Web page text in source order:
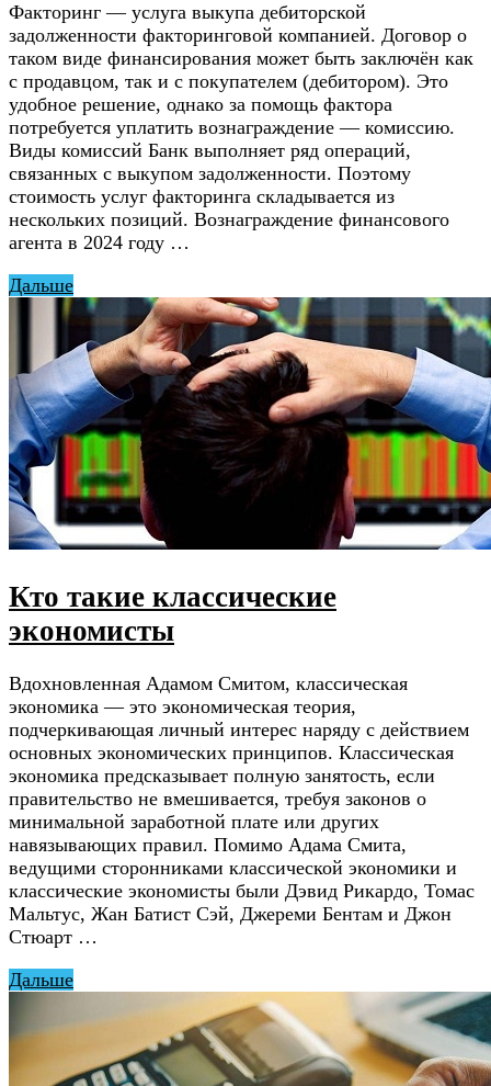
Факторинг — услуга выкупа дебиторской
задолженности факторинговой компанией. Договор о
таком виде финансирования может быть заключён как
с продавцом, так и с покупателем (дебитором). Это
удобное решение, однако за помощь фактора
потребуется уплатить вознаграждение — комиссию.
Виды комиссий Банк выполняет ряд операций,
связанных с выкупом задолженности. Поэтому
стоимость услуг факторинга складывается из
нескольких позиций. Вознаграждение финансового
агента в 2024 году …
Дальше
Кто такие классические
экономисты
Вдохновленная Адамом Смитом, классическая
экономика — это экономическая теория,
подчеркивающая личный интерес наряду с действием
основных экономических принципов. Классическая
экономика предсказывает полную занятость, если
правительство не вмешивается, требуя законов о
минимальной заработной плате или других
навязывающих правил. Помимо Адама Смита,
ведущими сторонниками классической экономики и
классические экономисты были Дэвид Рикардо, Томас
Мальтус, Жан Батист Сэй, Джереми Бентам и Джон
Стюарт …
Дальше